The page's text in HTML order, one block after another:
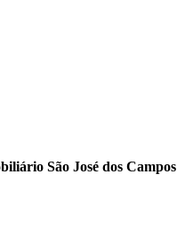
São José dos Campos